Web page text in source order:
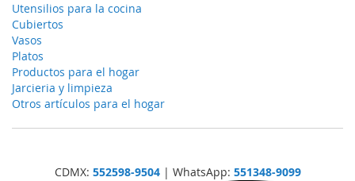
Utensilios para la cocina
Cubiertos
Vasos
Platos
Productos para el hogar
Jarcieria y limpieza
Otros artículos para el hogar
CDMX: 552598-9504| WhatsApp: 551348-9099